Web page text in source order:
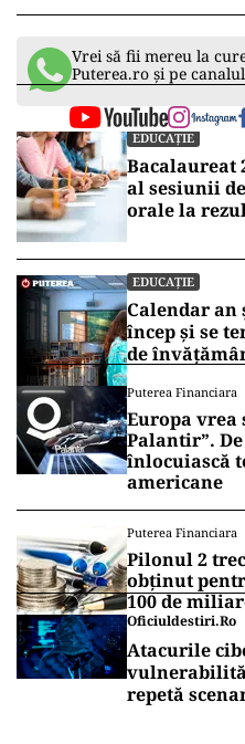
Vrei să fii mereu la
Puterea.ro și pe
EDUCAȚIE
Bacalaureat
al sesiunii
orale la
EDUCAȚIE
Calendar an
încep și se
de
Puterea Financiara
Europa vrea
Palantir”. De
înlocuiască
americane
Puterea Financiara
Pilonul 2
obținut
100 de
Oficiuldestiri.ro
Atacurile
repetă